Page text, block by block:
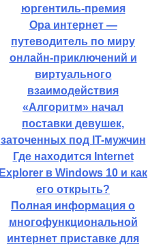
юргентиль-премия
Ора интернет —
путеводитель по миру
онлайн-приключений и
виртуального
взаимодействия
«Алгоритм» начал
поставки девушек,
заточенных под IT-мужчин
Где находится Internet
Explorer в Windows 10 и как
его открыть?
Полная информация о
многофункциональной
интернет приставке для